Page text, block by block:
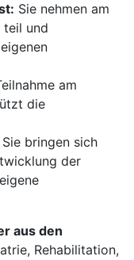
Sie nehmen am
teil und
am
die
Sie bringen sich
der
aus den
Rehabilitation,